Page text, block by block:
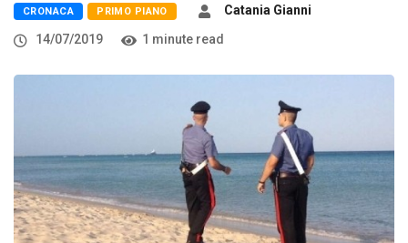
CRONACA PRIMO PIANO
Catania Gianni
14/07/2019
1 minute read